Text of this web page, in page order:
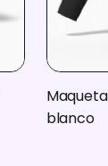
blanco